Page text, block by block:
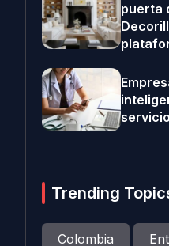
puerta
Trending
Colombia